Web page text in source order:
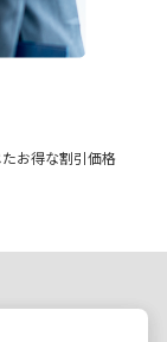
お得な割引価格